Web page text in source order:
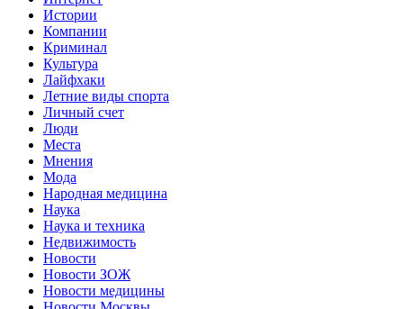
Истории
Компании
Криминал
Культура
Лайфхаки
Летние виды спорта
Личный счет
Люди
Места
Мнения
Мода
Народная медицина
Наука
Наука и техника
Недвижимость
Новости
Новости ЗОЖ
Новости медицины